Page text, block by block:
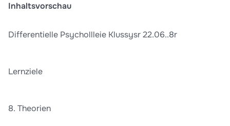
Inhaltsvorschau
Differentielle Psychollleie Klussysr 22.06..8r
Lernziele
8. Theorien